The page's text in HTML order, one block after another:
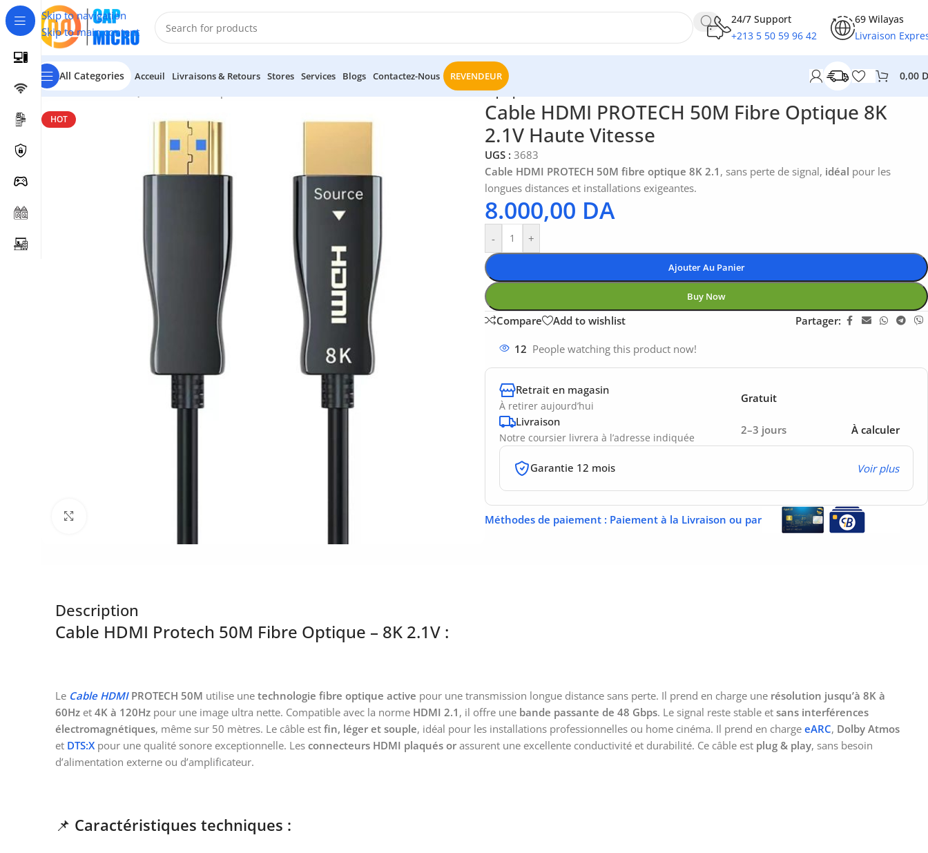
Skip to navigation
Skip to main content
24/7 Support
+213 5 50 59 96 42
69 Wilayas
Livraison
All Categories Acceuil Livraisons & Retours Stores Services Blogs Contactez-Nous REVENDEUR 0,00
Accueil/INFORMATIQUE Cable HDMI PROTECH 50M Fibre Optique 8K 2.1V Haute Vitesse
HOT
Cable HDMI PROTECH 50M Fibre Optique 8K
2.1V Haute Vitesse
UGS : 3683
Cable HDMI PROTECH 50M fibre optique 8K 2.1 , sans perte de signal, idéal pour les
longues distances et installations exigeantes.
8.000,00 DA
- +
Ajouter Au Panier
Buy Now
Compare Add to wishlist Partager:
12 People watching this product now!
Retrait en magasin
À retirer aujourd’hui
Gratuit
Livraison
Notre coursier livrera à l’adresse indiquée
2–3 jours À calculer
Garantie 12 mois Voir plus
Méthodes de paiement : Paiement à la Livraison ou par
Description
Cable HDMI Protech 50M Fibre Optique – 8K 2.1V :
Le Cable HDMIPROTECH 50M utilise une technologie fibre optique active pour une transmission longue distance sans perte. Il prend en charge une résolution jusqu’à 8K à
60Hz et 4K à 120Hz pour une image ultra nette. Compatible avec la norme HDMI 2.1 , il offre une bande passante de 48 Gbps. Le signal reste stable et sans interférences
électromagnétiques, même sur 50 mètres. Le câble est fin, léger et souple, idéal pour les installations professionnelles ou home cinéma. Il prend en charge eARC, Dolby Atmos
et DTS:X pour une qualité sonore exceptionnelle. Les connecteurs HDMI plaqués or assurent une excellente conductivité et durabilité. Ce câble est plug & play, sans besoin
d’alimentation externe ou d’amplificateur.
📌 Caractéristiques techniques :